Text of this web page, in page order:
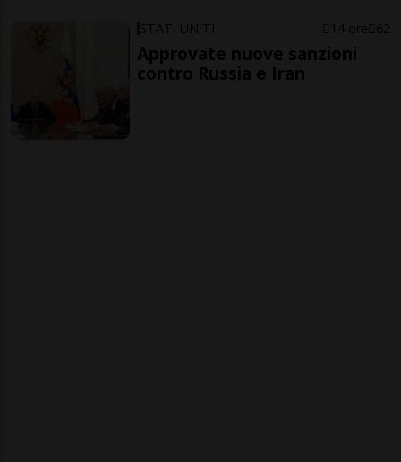
STATI UNITI 14 ore 62
Approvate nuove sanzioni
contro Russia e Iran